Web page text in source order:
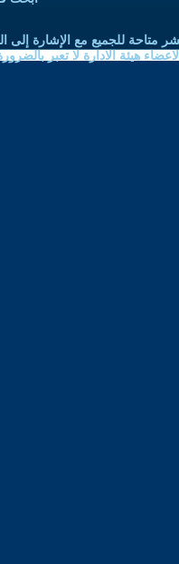
متاحة للجميع مع الإشارة إلى
هيئة الادارة لا تعبر